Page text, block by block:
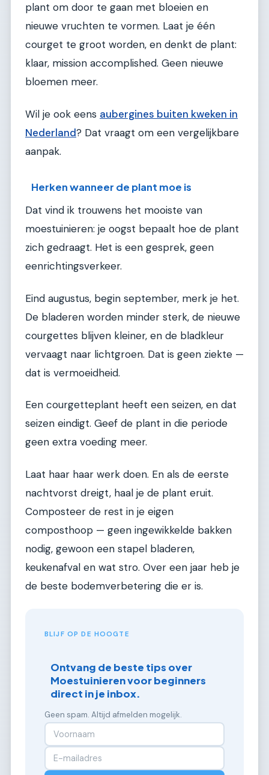
plant om door te gaan met bloeien en
nieuwe vruchten te vormen. Laat je één
courget te groot worden, en denkt de plant:
klaar, mission accomplished. Geen nieuwe
bloemen meer.
Wil je ook eens aubergines buiten kweken in
Nederland? Dat vraagt om een vergelijkbare
aanpak.
Herken wanneer de plant moe is
Dat vind ik trouwens het mooiste van
moestuinieren: je oogst bepaalt hoe de plant
zich gedraagt. Het is een gesprek, geen
eenrichtingsverkeer.
Eind augustus, begin september, merk je het.
De bladeren worden minder sterk, de nieuwe
courgettes blijven kleiner, en de bladkleur
vervaagt naar lichtgroen. Dat is geen ziekte —
dat is vermoeidheid.
Een courgetteplant heeft een seizen, en dat
seizen eindigt. Geef de plant in die periode
geen extra voeding meer.
Laat haar haar werk doen. En als de eerste
nachtvorst dreigt, haal je de plant eruit.
Composteer de rest in je eigen
composthoop — geen ingewikkelde bakken
nodig, gewoon een stapel bladeren,
keukenafval en wat stro. Over een jaar heb je
de beste bodemverbetering die er is.
BLIJF OP DE HOOGTE
Ontvang de beste tips over
Moestuinieren voor beginners
direct in je inbox.
Geen spam. Altijd afmelden mogelijk.